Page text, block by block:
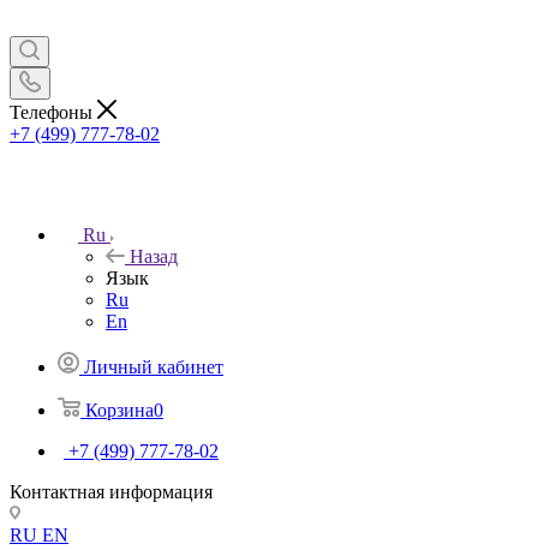
Телефоны
+7 (499) 777-78-02
Ru
Назад
Язык
Ru
En
Личный кабинет
Корзина0
+7 (499) 777-78-02
Контактная информация
RU EN